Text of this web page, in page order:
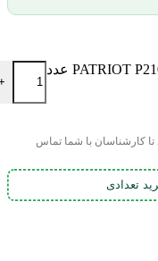
تا کارشناسان با شما تماس
تعدادی